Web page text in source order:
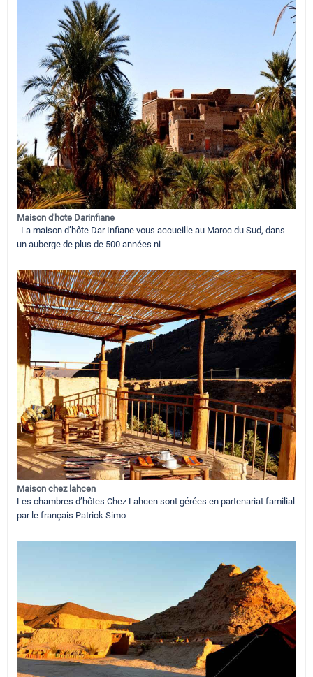
Maison d'hote Darinfiane
La maison d’hôte Dar Infiane vous accueille au Maroc du Sud, dans
un auberge de plus de 500 années ni
Maison chez lahcen
Les chambres d’hôtes Chez Lahcen sont gérées en partenariat familial
par le français Patrick Simo